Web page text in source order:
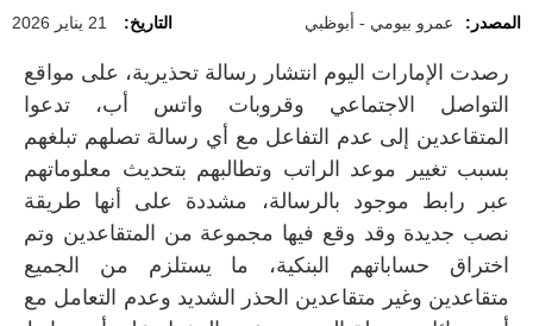
المصدر: عمرو بيومي - أبوظبي التاريخ: 21 يناير 2026
رصدت الإمارات اليوم انتشار رسالة تحذيرية، على مواقع
التواصل الاجتماعي وقروبات واتس أب، تدعوا
المتقاعدين إلى عدم التفاعل مع أي رسالة تصلهم تبلغهم
بسبب تغيير موعد الراتب وتطالبهم بتحديث معلوماتهم
عبر رابط موجود بالرسالة، مشددة على أنها طريقة
نصب جديدة وقد وقع فيها مجموعة من المتقاعدين وتم
اختراق حساباتهم البنكية، ما يستلزم من الجميع
متقاعدين وغير متقاعدين الحذر الشديد وعدم التعامل مع